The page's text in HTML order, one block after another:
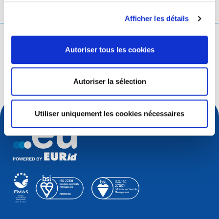
Afficher les détails
Autoriser tous les cookies
Autoriser la sélection
Utiliser uniquement les cookies nécessaires